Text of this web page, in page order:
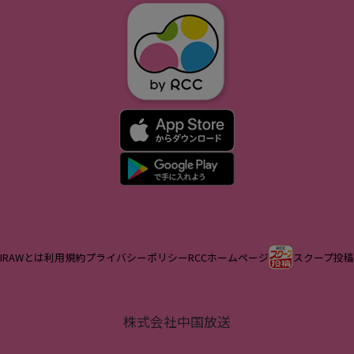
IRAWとは利用規約プライバシーポリシーRCCホームページ スクープ投稿
株式会社中国放送